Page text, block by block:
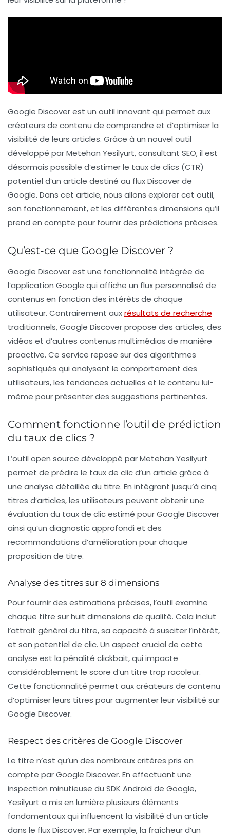
Google Discover est un outil innovant qui permet aux
créateurs de contenu de comprendre et d’optimiser la
visibilité de leurs articles. Grâce à un nouvel outil
développé par Metehan Yesilyurt, consultant SEO, il est
désormais possible d’estimer le taux de clics (CTR)
potentiel d’un article destiné au flux Discover de
Google. Dans cet article, nous allons explorer cet outil,
son fonctionnement, et les différentes dimensions qu’il
prend en compte pour fournir des prédictions précises.
Qu’est-ce que Google Discover ?
Google Discoverest une fonctionnalité intégrée de
l’application Google qui affiche un flux personnalisé de
contenus en fonction des intérêts de chaque
utilisateur. Contrairement auxrésultats de recherche
traditionnels, Google Discover propose des articles, des
vidéos et d’autres contenus multimédias de manière
proactive. Ce service repose sur des algorithmes
sophistiqués qui analysent le comportement des
utilisateurs, les tendances actuelles et le contenu lui-
même pour présenter des suggestions pertinentes.
Comment fonctionne l’outil de prédiction
du taux de clics ?
L’outil open source développé par Metehan Yesilyurt
permet de prédire le taux de clic d’un article grâce à
une analyse détaillée du titre. En intégrant jusqu’à cinq
titres d’articles, les utilisateurs peuvent obtenir une
évaluation du taux de clic estimé pour Google Discover
ainsi qu’un diagnostic approfondi et des
recommandations d’amélioration pour chaque
proposition de titre.
Analyse des titres sur 8 dimensions
Pour fournir des estimations précises, l’outil examine
chaque titre sur huit dimensions de qualité. Cela inclut
l’attrait général du titre, sa capacité à susciter l’intérêt,
et son potentiel de clic. Un aspect crucial de cette
analyse est la pénalité clickbait, qui impacte
considérablement le score d’un titre trop racoleur.
Cette fonctionnalité permet aux créateurs de contenu
d’optimiser leurs titres pour augmenter leur visibilité sur
Google Discover.
Respect des critères de Google Discover
Le titre n’est qu’un des nombreux critères pris en
compte par Google Discover. En effectuant une
inspection minutieuse du SDK Android de Google,
Yesilyurt a mis en lumière plusieurs éléments
fondamentaux qui influencent la visibilité d’un article
dans le flux Discover. Par exemple, la fraîcheur d’un